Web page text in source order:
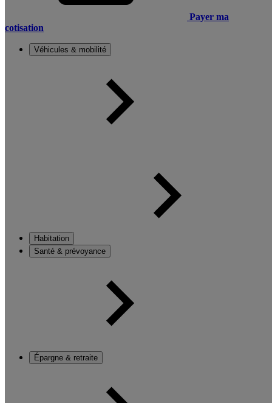
Payer ma
cotisation
Véhicules & mobilité
Habitation
Santé & prévoyance
Épargne & retraite